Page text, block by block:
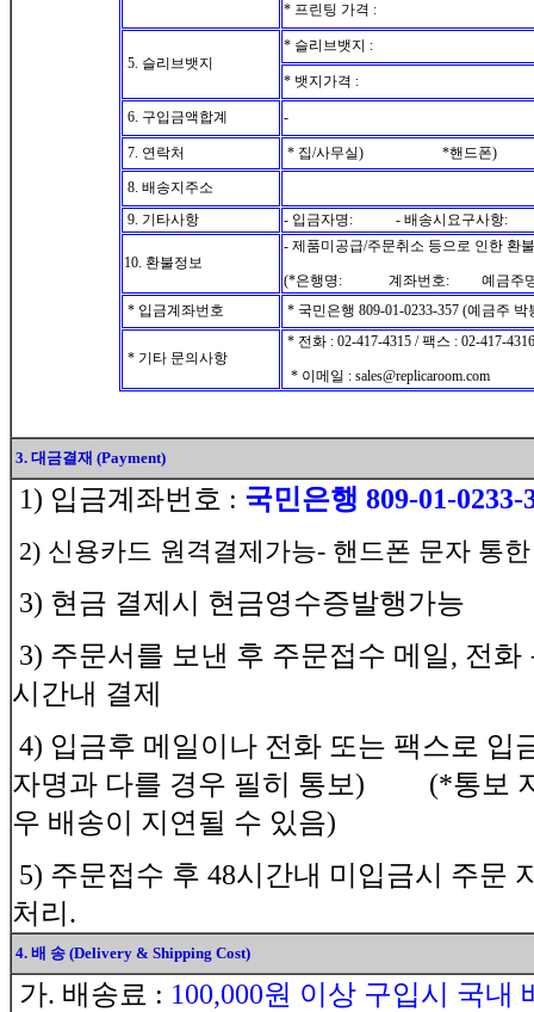
* 프린팅 가격 :
5. 슬리브뱃지
* 슬리브뱃지 :
* 뱃지가격 :
6. 구입금액합계 -
7. 연락처 * 집/사무실) *핸드폰)
8. 배송지주소
9. 기타사항
- 입금자명: - 배송시요구사항:
10. 환불정보
- 제품미공급/주문취소 등으로 인한 환
(*은행명: 계좌번호: 예금
* 입금계좌번호
* 국민은행 809-01-0233-357 (예금주 박
* 기타 문의사항
* 전화 : 02-417-4315 / 팩스 : 02-417-
* 이메일 : sales@replicaroom.com
3. 대금결재 (Payment)
1) 입금계좌번호 : 국민은행 809-01-
2) 신용카드 원격결제가능- 핸드폰 문자 통
3) 현금 결제시 현금영수증발행가능
3) 주문서를 보낸 후 주문접수 메일, 전
시간내 결제
4) 입금후 메일이나 전화 또는 팩스로 입
자명과 다를 경우 필히 통보) (*통보
우 배송이 지연될 수 있음)
5) 주문접수 후 48시간내 미입금시 주문
처리.
4. 배 송 (Delivery & Shipping Cost)
가. 배송료 : 100,000원 이상 구입시 국내